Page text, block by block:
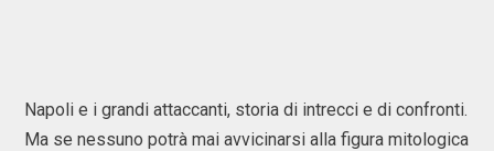
Napoli e i grandi attaccanti, storia di intrecci e di confronti.
Ma se nessuno potrà mai avvicinarsi alla figura mitologica